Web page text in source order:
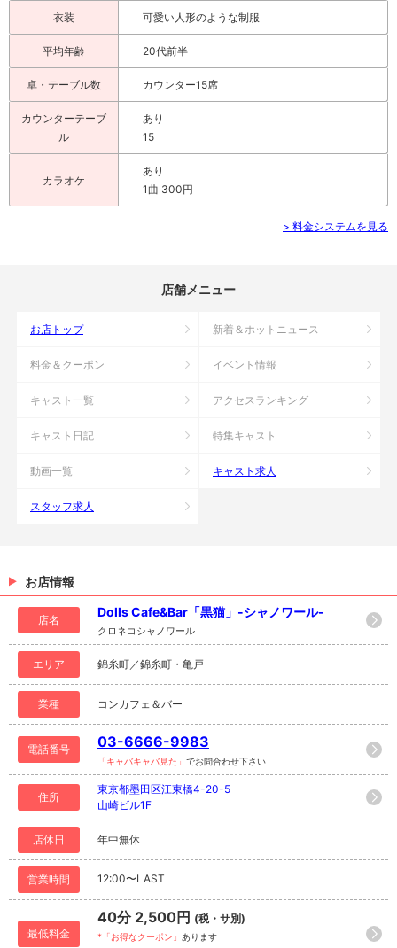
衣装 可愛い人形のような制服
平均年齢 20代前半
卓・テーブル数 カウンター15席
カウンターテーブ
ル
あり
15
カラオケ
あり
1曲 300円
> 料金システムを見る
店舗メニュー
お店トップ 新着＆ホットニュース
料金＆クーポン イベント情報
キャスト一覧 アクセスランキング
キャスト日記 特集キャスト
動画一覧 キャスト求人
スタッフ求人
お店情報
店名
Dolls Cafe&Bar「黒猫」-シャノワール-
クロネコシャノワール
エリア 錦糸町／錦糸町・亀戸
業種 コンカフェ＆バー
電話番号 03-6666-9983
「キャバキャバ見た」 でお問合わせ下さい
住所
東京都墨田区江東橋4-20-5
山崎ビル1F
店休日 年中無休
営業時間 12:00〜LAST
最低料金
40分 2,500円 (税・サ別)
*「お得なクーポン」 あります